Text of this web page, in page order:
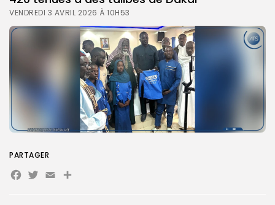
VENDREDI 3 AVRIL 2026 À 10H53
PARTAGER
Facebook
Twitter
EmailPartager